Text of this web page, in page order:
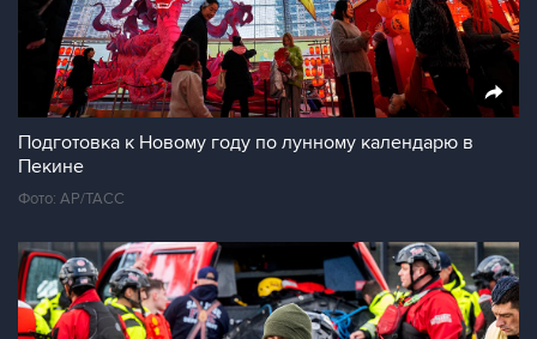
Подготовка к Новому году по лунному календарю в
Пекине
Фото: AP/ТАСС